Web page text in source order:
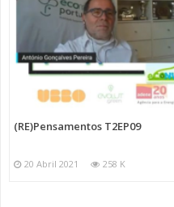
(RE)Pensamentos T2EP09
20 Abril 2021 258 K